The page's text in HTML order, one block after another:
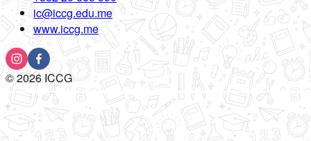
ic@iccg.edu.me
www.iccg.me
©2026ICCG